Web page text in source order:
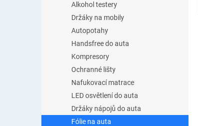
Alkohol testery
Držáky na mobily
Autopotahy
Handsfree do auta
Kompresory
Ochranné lišty
Nafukovací matrace
LED osvětlení do auta
Držáky nápojů do auta
Fólie na auta